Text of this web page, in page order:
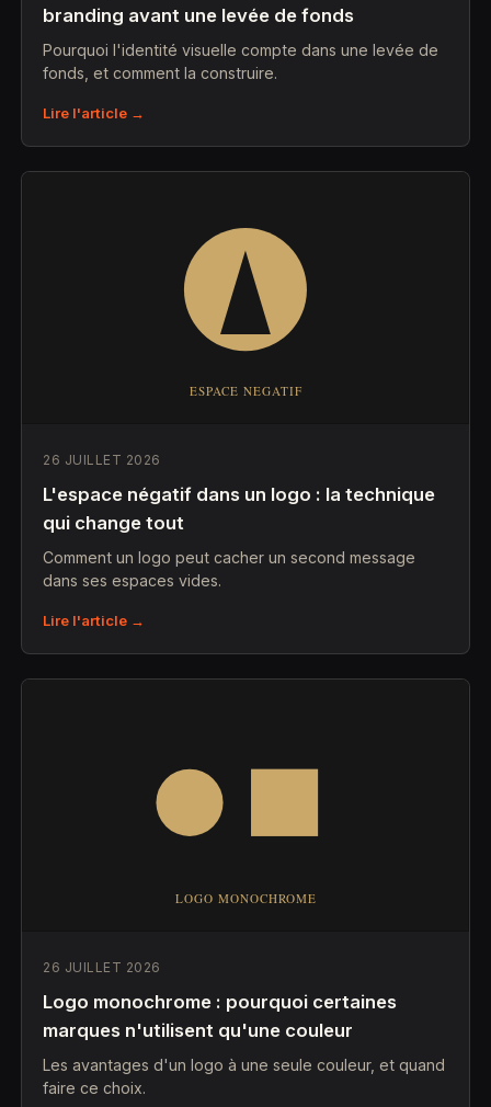
branding avant une levée de fonds
Pourquoi l'identité visuelle compte dans une levée de
fonds, et comment la construire.
Lire l'article →
26 JUILLET 2026
L'espace négatif dans un logo : la technique
qui change tout
Comment un logo peut cacher un second message
dans ses espaces vides.
Lire l'article →
26 JUILLET 2026
Logo monochrome : pourquoi certaines
marques n'utilisent qu'une couleur
Les avantages d'un logo à une seule couleur, et quand
faire ce choix.